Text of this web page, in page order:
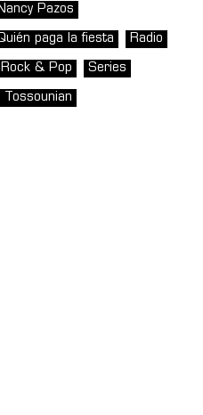
Pazos
paga la fiesta Radio
Rock & Pop Series
Tossounian